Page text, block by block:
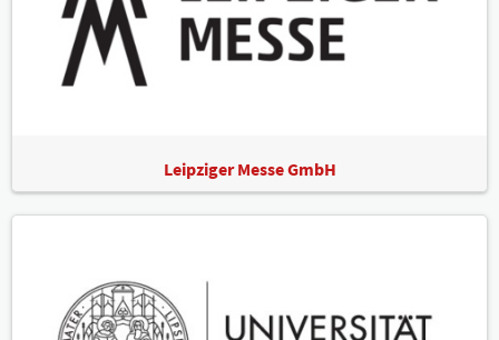
Leipziger Messe GmbH